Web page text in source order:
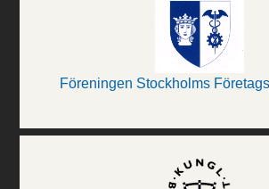
Föreningen Stockholms